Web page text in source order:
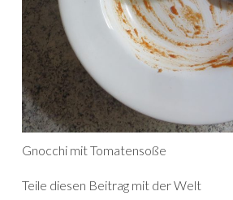
Gnocchi mit Tomatensoße
Teile diesen Beitrag mit der Welt